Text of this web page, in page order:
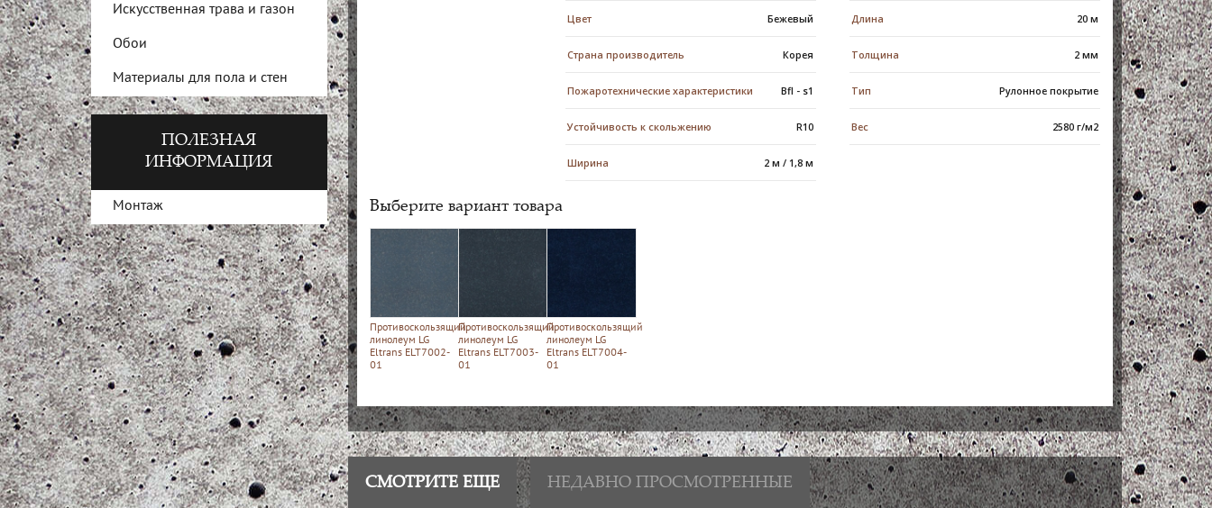
Цвет Бежевый Длина 20 м
Толщина 2 мм
Страна производитель Корея
Пожаротехнические характеристики Bfl - s1 Тип Рулонное покрытие
Вес 2580 г/м2
Устойчивость к скольжению R10
Ширина 2 м / 1,8 м
Выберите вариант товара
Противоскользящий
линолеум LG
Eltrans ELT7002-
01
Противоскользящий
линолеум LG
Eltrans ELT7003-
01
Противоскользящий
линолеум LG
Eltrans ELT7004-
01
СМОТРИТЕ ЕЩЕ НЕДАВНО ПРОСМОТРЕННЫЕ
Искусственная трава и газон
Обои
Материалы для пола и стен
ПОЛЕЗНАЯ
ИНФОРМАЦИЯ
Монтаж